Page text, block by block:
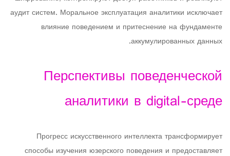
аудит систем. Моральное эксплуатация аналитики исключает
влияние поведением и притеснение на фундаменте
аккумулированных данных.
Перспективы поведенческой
аналитики в digital-среде
Прогресс искусственного интеллекта трансформирует
способы изучения юзерского поведения и предоставляет